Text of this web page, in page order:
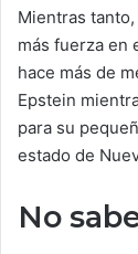
Mientras
más fuerza en
hace más de
Epstein
para su
estado de
No